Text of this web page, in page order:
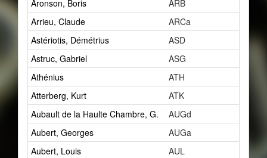
Aronson, Boris
ARB
Arrieu, Claude
ARCa
Astériotis, Démétrius
ASD
Astruc, Gabriel
ASG
Athénius
ATH
Atterberg, Kurt
ATK
Aubault de la Haulte Chambre, G.
AUGd
Aubert, Georges
AUGa
Aubert, Louis
AUL